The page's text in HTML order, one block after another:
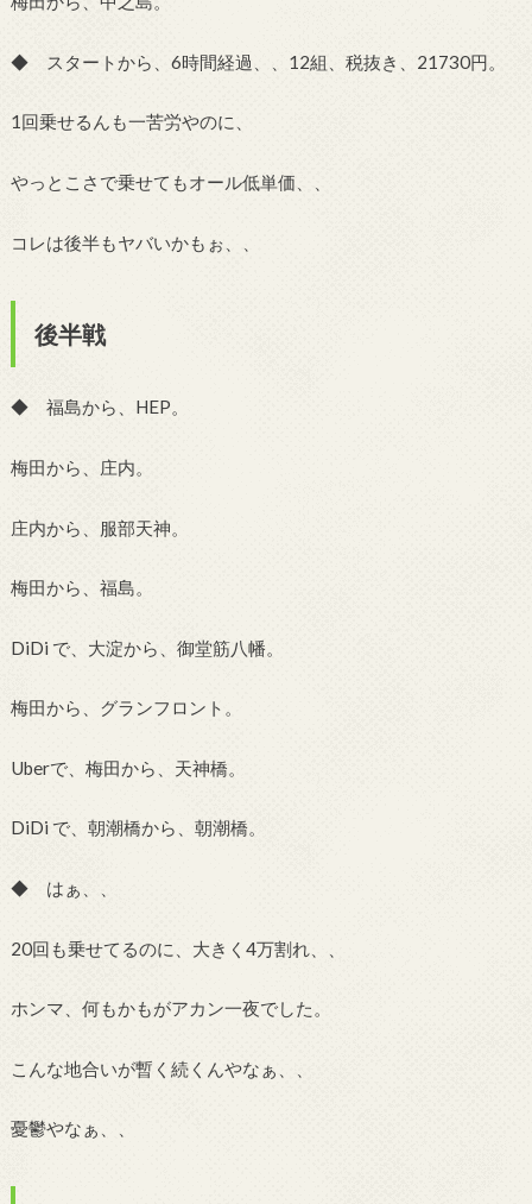
◆ スタートから、6時間経過、、12組、税抜き、21730円。
1回乗せるんも一苦労やのに、
やっとこさで乗せてもオール低単価、、
コレは後半もヤバいかもぉ、、
後半戦
◆ 福島から、HEP。
梅田から、庄内。
庄内から、服部天神。
梅田から、福島。
DiDi で、大淀から、御堂筋八幡。
梅田から、グランフロント。
Uberで、梅田から、天神橋。
DiDi で、朝潮橋から、朝潮橋。
◆ はぁ、、
20回も乗せてるのに、大きく4万割れ、、
ホンマ、何もかもがアカン一夜でした。
こんな地合いが暫く続くんやなぁ、、
憂鬱やなぁ、、